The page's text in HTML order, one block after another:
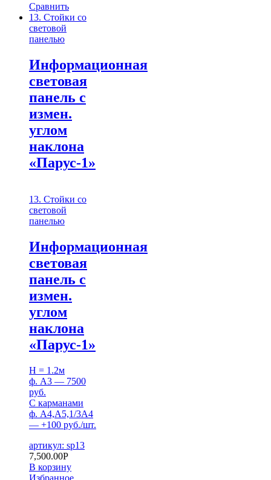
Сравнить
13. Стойки со
световой
панелью
Информационная
световая
панель с
измен.
углом
наклона
«Парус-1»
13. Стойки со
световой
панелью
Информационная
световая
панель с
измен.
углом
наклона
«Парус-1»
H = 1.2м
ф. А3 — 7500
руб.
С карманами
ф. А4,А5,1/3А4
— +100 руб./шт.
артикул: sp13
7,500.00Р
В корзину
Избранное